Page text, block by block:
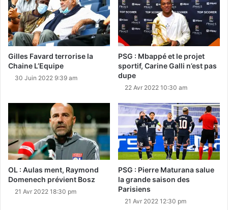
Gilles Favard terrorise la
Chaine L’Equipe
30 Juin 2022 9:39 am
PSG : Mbappé et le projet
sportif, Carine Galli n’est pas
dupe
22 Avr 2022 10:30 am
OL : Aulas ment, Raymond
Domenech prévient Bosz
21 Avr 2022 18:30 pm
PSG : Pierre Maturana salue
la grande saison des
Parisiens
21 Avr 2022 12:30 pm